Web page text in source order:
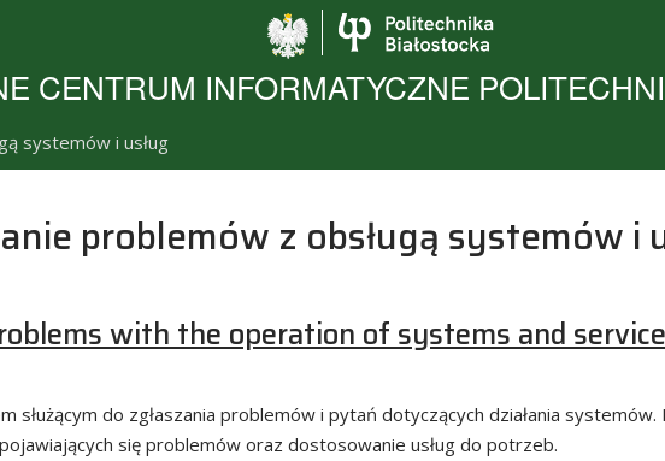
CENTRUM INFORMATYCZNE
systemów i usług
problemów z obsługą systemów i
with the operation of systems and
służącym do zgłaszania problemów i pytań dotyczących działania
się problemów oraz dostosowanie usług do potrzeb.